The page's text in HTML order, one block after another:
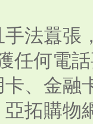
法囂張
任何電
、金融
拓購物